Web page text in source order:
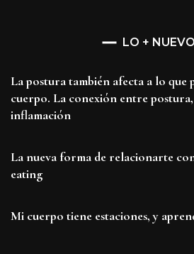
LO + NUEVO
La postura también afecta a lo que
cuerpo. La conexión entre
inflamación
La nueva forma de relacionarte
eating
Mi cuerpo tiene estaciones, y